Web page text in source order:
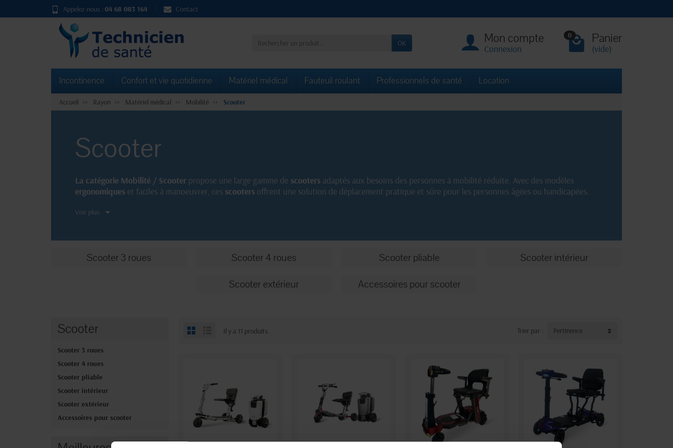
Appelez-nous : 04 68 083 164 Contact
OK Mon compte
Connexion
0 Panier
(vide)
Incontinence Confort et vie quotidienne Matériel médical Fauteuil roulant Professionnels de santé Location
Accueil Rayon Matériel médical Mobilité Scooter
Scooter
La catégorie Mobilité / Scooter propose une large gamme de scooters adaptés aux besoins des personnes à mobilité réduite. Avec des modèles
ergonomiques et faciles à manoeuvrer, ces scooters offrent une solution de déplacement pratique et sûre pour les personnes âgées ou handicapées.
Voir plus
Scooter 3 roues Scooter 4 roues Scooter pliable
Scooter intérieur
Scooter extérieur
Accessoires pour scooter
Scooter
Scooter 3 roues
Scooter 4 roues
Scooter pliable
Scooter intérieur
Scooter extérieur
Accessoires pour scooter
Il y a 11 produits. Trier par : Pertinence